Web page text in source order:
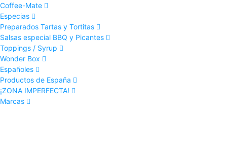
Coffee-Mate
Especias
Preparados Tartas y Tortitas
Salsas especial BBQ y Picantes
Toppings / Syrup
Wonder Box
Españoles
Productos de España
¡ZONA IMPERFECTA!
Marcas